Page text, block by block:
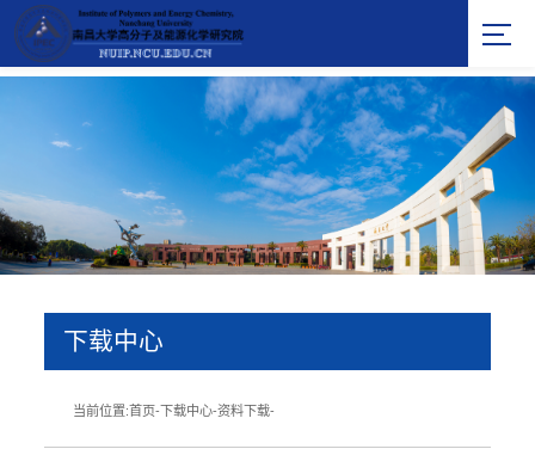
下载中心
当前位置:首页-下载中心-资料下载-